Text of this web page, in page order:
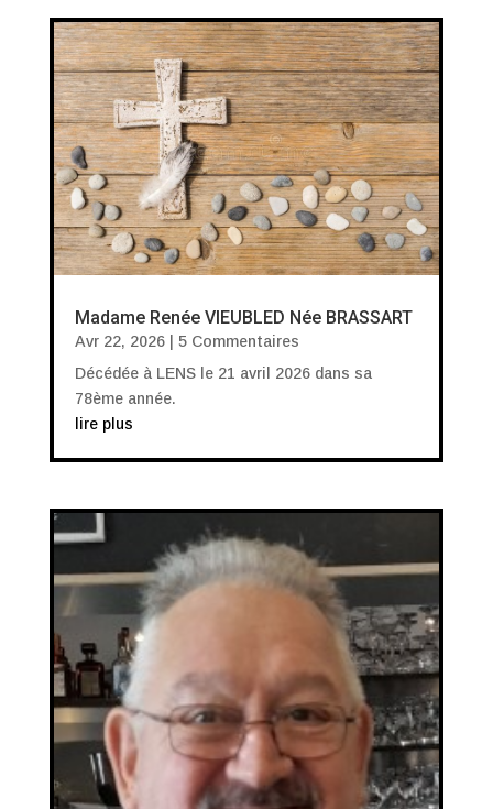
Madame Renée VIEUBLED Née BRASSART
Avr 22, 2026| 5 Commentaires
Décédée à LENS le 21 avril 2026 dans sa
78ème année.
lire plus